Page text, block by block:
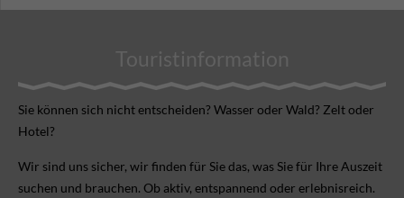
Touristinformation
Sie können sich nicht ent­scheiden? Wasser oder Wald? Zelt oder
Hotel?
Wir sind uns sicher, wir finden für Sie das, was Sie für Ihre Aus­zeit
suchen und brauchen. Ob aktiv, ent­spannend oder erlebnis­reich.